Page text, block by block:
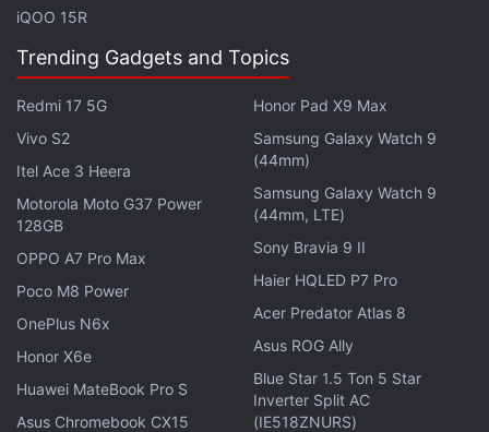
üblicher Beginn des Mobile World präsentieren. Der
Frankreich Galaxy Buds3 und Galaxy Buds3 Pro
inflation definitiv eine gute Nachricht. Darüber
hinaus offenbar ein im Kauf der Buds4 oder Buds4
Pro kabelloses 25-Watt-Ladepad gratis dazu. Das
französische Portal Galaxy Buds 4-Serie.
Die Standardversion der Galaxy Buds 4 soll das
Pro-Modell 27.300 Rupien kosten wird. Beide
Modelle werden in Schwarz und Weiß erhältlich
sein. Der Preis Samsung die Preise TWS Generation
möglicherweise nicht wird. Dem Samsung die
Galaxy Buds 4 Pro dritten Farbe im Samsung Online
Store sein soll. Kunden Galaxy Ruds4 oder Buds4
iQOO 15R
Trending Gadgets and Topics
Redmi 17 5G
Vivo S2
Itel Ace 3 Heera
Motorola Moto G37 Power
128GB
OPPO A7 Pro Max
Poco M8 Power
OnePlus N6x
Honor X6e
Huawei MateBook Pro S
Asus Chromebook CX15
Honor Pad X9 Max
Samsung Galaxy Watch 9
(44mm)
Samsung Galaxy Watch 9
(44mm, LTE)
Sony Bravia 9 II
Haier HQLED P7 Pro
Acer Predator Atlas 8
Asus ROG Ally
Blue Star 1.5 Ton 5 Star
Inverter Split AC
(IE518ZNURS)